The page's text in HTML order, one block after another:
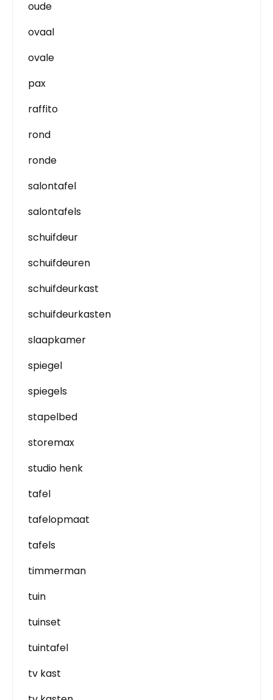
oude
ovaal
ovale
pax
raffito
rond
ronde
salontafel
salontafels
schuifdeur
schuifdeuren
schuifdeurkast
schuifdeurkasten
slaapkamer
spiegel
spiegels
stapelbed
storemax
studio henk
tafel
tafelopmaat
tafels
timmerman
tuin
tuinset
tuintafel
tv kast